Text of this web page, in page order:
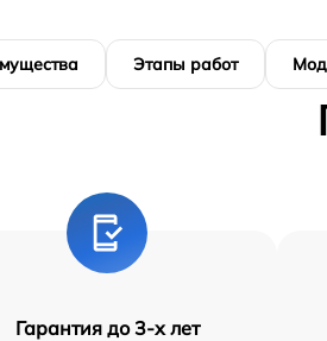
Этапы работ
Гарантия до 3-х лет